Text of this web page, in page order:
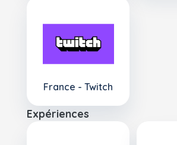
France - Twitch
Expériences